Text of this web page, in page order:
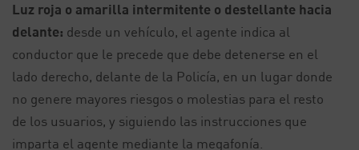
Luz roja o amarilla intermitente o destellante hacia
delante: desde un vehículo, el agente indica al
conductor que le precede que debe detenerse en el
lado derecho, delante de la Policía, en un lugar donde
no genere mayores riesgos o molestias para el resto
de los usuarios, y siguiendo las instrucciones que
imparta el agente mediante la megafonía.